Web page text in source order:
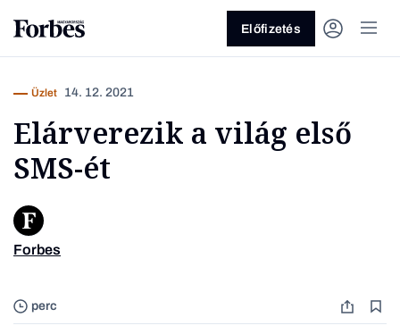
Előfizetés
perc
Üzlet 14. 12. 2021
Elárverezik a világ első
SMS-ét
Forbes